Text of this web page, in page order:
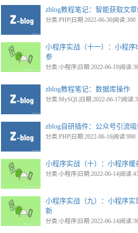
zblog教程笔记：智能获取文章
分类:PHP|日期:2022-06-30|阅读:300
小程序实战（十一）：小程序
参
分类:小程序|日期:2022-06-19|阅读
zblog教程笔记：数据库操作
分类:MySQL|日期:2022-06-17|阅读
zblog自研插件：公众号引流
分类:PHP|日期:2022-06-16|阅读:990
小程序实战（十）：小程序缓
分类:小程序|日期:2022-06-14|阅读
小程序实战（九）：小程序实
新
分类:小程序|日期:2022-06-14|阅读